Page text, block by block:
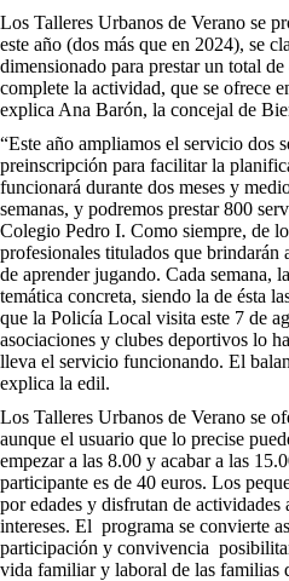
Los Talleres Urbanos de Verano se
este año (dos más que en 2024), se
dimensionado para prestar un total
complete la actividad, que se ofrece
explica Ana Barón, la concejal de
“Este año ampliamos el servicio dos
preinscripción para facilitar la
funcionará durante dos meses y
semanas, y podremos prestar 800
Colegio Pedro I. Como siempre, de
profesionales titulados que brindarán
de aprender jugando. Cada semana,
temática concreta, siendo la de ésta
que la Policía Local visita este 7 de
asociaciones y clubes deportivos lo
lleva el servicio funcionando. El
explica la edil.
Los Talleres Urbanos de Verano se
aunque el usuario que lo precise
empezar a las 8.00 y acabar a las
participante es de 40 euros. Los
por edades y disfrutan de actividades
intereses. El programa se convierte
participación y convivencia
vida familiar y laboral de las familias